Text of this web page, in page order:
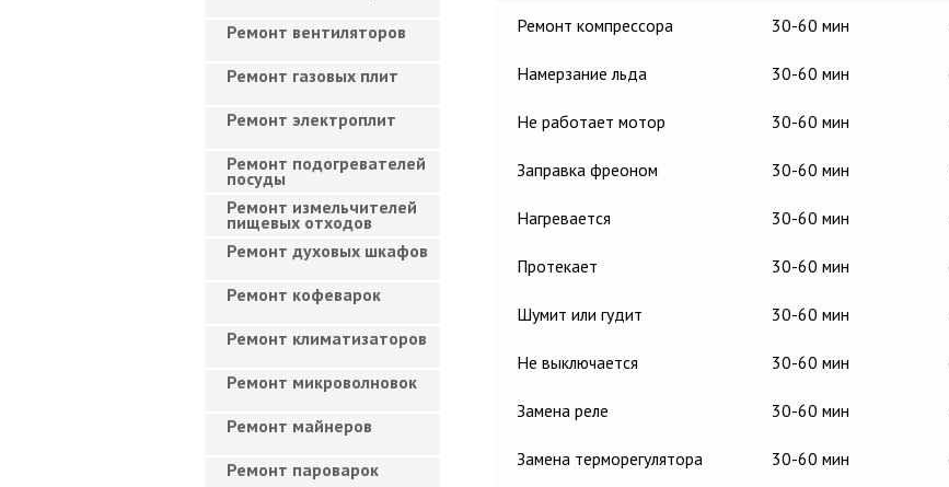
Ремонт компрессора 30-60 мин
Намерзание льда 30-60 мин
Не работает мотор 30-60 мин
Заправка фреоном 30-60 мин
Нагревается 30-60 мин
Протекает 30-60 мин
Шумит или гудит 30-60 мин
Не выключается 30-60 мин
Замена реле 30-60 мин
Замена терморегулятора 30-60 мин
Ремонт вентиляторов
Ремонт газовых плит
Ремонт электроплит
Ремонт подогревателей
посуды
Ремонт измельчителей
пищевых отходов
Ремонт духовых шкафов
Ремонт кофеварок
Ремонт климатизаторов
Ремонт микроволновок
Ремонт майнеров
Ремонт пароварок